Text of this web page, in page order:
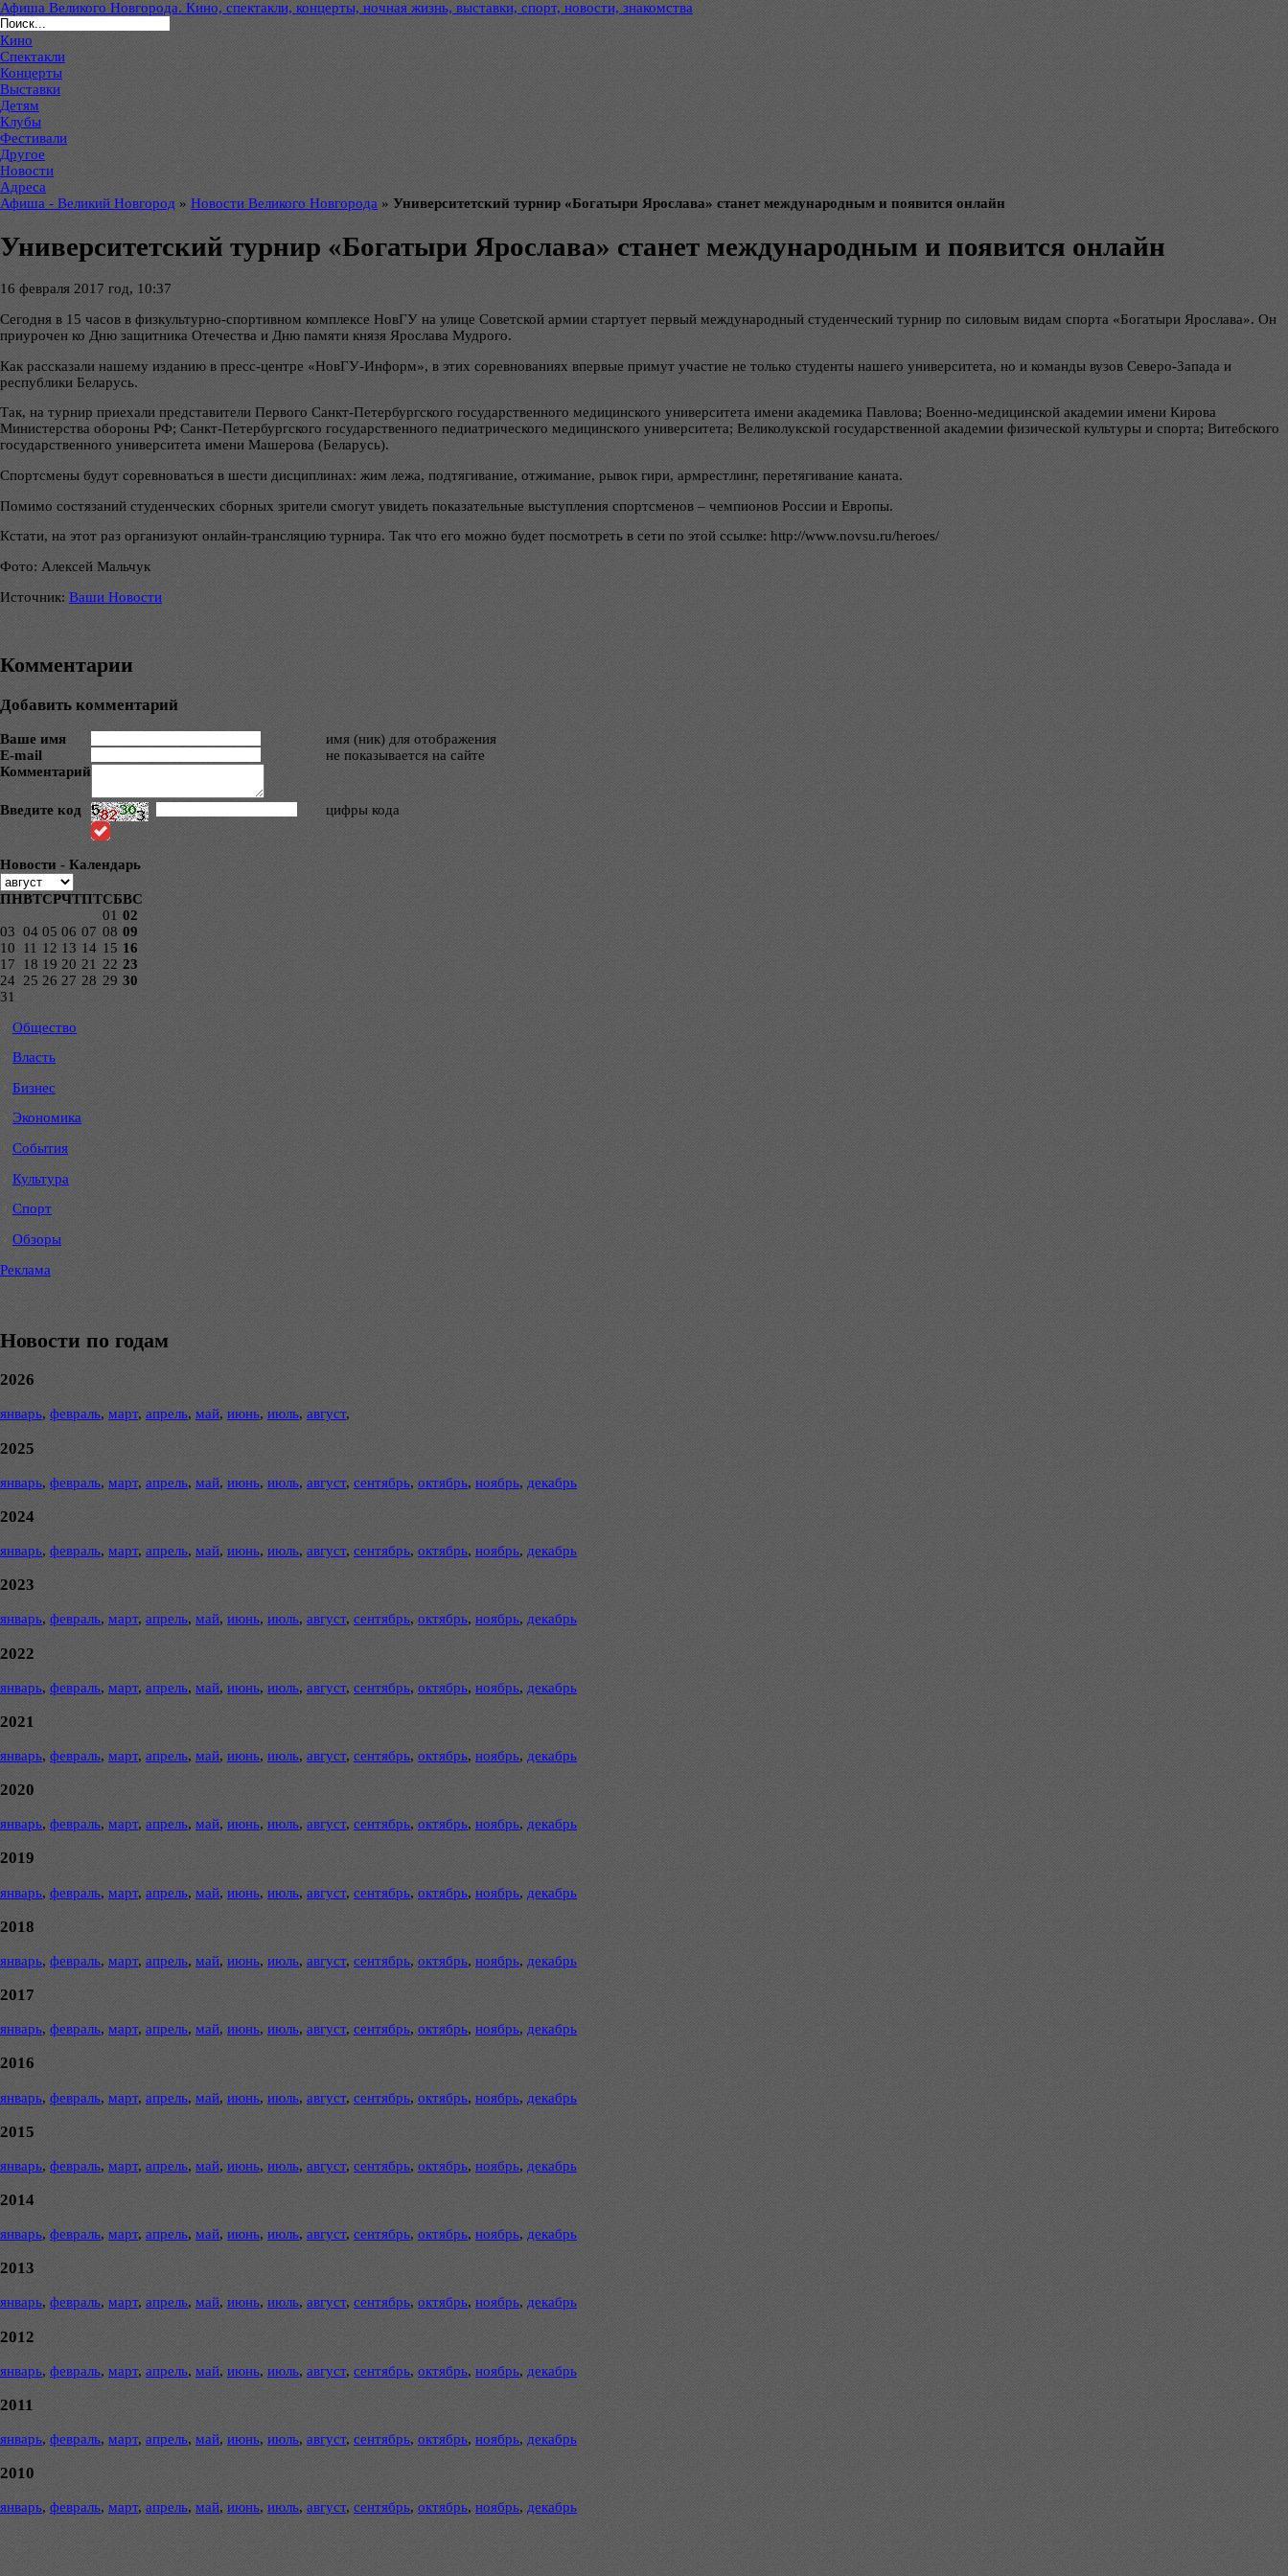
Афиша Великого Новгорода. Кино, спектакли, концерты, ночная жизнь, выставки, спорт, новости, знакомства
Кино
Спектакли
Концерты
Выставки
Детям
Клубы
Фестивали
Другое
Новости
Адреса
Афиша - Великий Новгород » Новости Великого Новгорода » Университетский турнир «Богатыри Ярослава» станет международным и появится онлайн
Университетский турнир «Богатыри Ярослава» станет международным и появится онлайн
16 февраля 2017 год, 10:37
Сегодня в 15 часов в физкультурно-спортивном комплексе НовГУ на улице Советской армии стартует первый международный студенческий турнир по силовым видам спорта «Богатыри Ярослава». Он
приурочен ко Дню защитника Отечества и Дню памяти князя Ярослава Мудрого.
Как рассказали нашему изданию в пресс-центре «НовГУ-Информ», в этих соревнованиях впервые примут участие не только студенты нашего университета, но и команды вузов Северо-Запада и
республики Беларусь.
Так, на турнир приехали представители Первого Санкт-Петербургского государственного медицинского университета имени академика Павлова; Военно-медицинской академии имени Кирова
Министерства обороны РФ; Санкт-Петербургского государственного педиатрического медицинского университета; Великолукской государственной академии физической культуры и спорта; Витебского
государственного университета имени Машерова (Беларусь).
Спортсмены будут соревноваться в шести дисциплинах: жим лежа, подтягивание, отжимание, рывок гири, армрестлинг, перетягивание каната.
Помимо состязаний студенческих сборных зрители смогут увидеть показательные выступления спортсменов – чемпионов России и Европы.
Кстати, на этот раз организуют онлайн-трансляцию турнира. Так что его можно будет посмотреть в сети по этой ссылке: http://www.novsu.ru/heroes/
Фото: Алексей Мальчук
Источник: Ваши Новости
Комментарии
Добавить комментарий
Ваше имя
имя (ник) для отображения
E-mail
не показывается на сайте
Комментарий
Введите код цифры кода
Новости - Календарь
ПНВТСРЧТПТСБВС
01 02
03 04 05 06 07 08 09
10
11 12 13 14 15 16
17
18 19 20 21 22 23
24 25 26 27 28 29 30
31
Общество
Власть
Бизнес
Экономика
События
Культура
Спорт
Обзоры
Реклама
Новости по годам
2026
январь, февраль, март, апрель, май, июнь, июль, август,
2025
январь, февраль, март, апрель, май, июнь, июль, август, сентябрь, октябрь, ноябрь, декабрь
2024
январь, февраль, март, апрель, май, июнь, июль, август, сентябрь, октябрь, ноябрь, декабрь
2023
январь, февраль, март, апрель, май, июнь, июль, август, сентябрь, октябрь, ноябрь, декабрь
2022
январь, февраль, март, апрель, май, июнь, июль, август, сентябрь, октябрь, ноябрь, декабрь
2021
январь, февраль, март, апрель, май, июнь, июль, август, сентябрь, октябрь, ноябрь, декабрь
2020
январь, февраль, март, апрель, май, июнь, июль, август, сентябрь, октябрь, ноябрь, декабрь
2019
январь, февраль, март, апрель, май, июнь, июль, август, сентябрь, октябрь, ноябрь, декабрь
2018
январь, февраль, март, апрель, май, июнь, июль, август, сентябрь, октябрь, ноябрь, декабрь
2017
январь, февраль, март, апрель, май, июнь, июль, август, сентябрь, октябрь, ноябрь, декабрь
2016
январь, февраль, март, апрель, май, июнь, июль, август, сентябрь, октябрь, ноябрь, декабрь
2015
январь, февраль, март, апрель, май, июнь, июль, август, сентябрь, октябрь, ноябрь, декабрь
2014
январь, февраль, март, апрель, май, июнь, июль, август, сентябрь, октябрь, ноябрь, декабрь
2013
январь, февраль, март, апрель, май, июнь, июль, август, сентябрь, октябрь, ноябрь, декабрь
2012
январь, февраль, март, апрель, май, июнь, июль, август, сентябрь, октябрь, ноябрь, декабрь
2011
январь, февраль, март, апрель, май, июнь, июль, август, сентябрь, октябрь, ноябрь, декабрь
2010
январь, февраль, март, апрель, май, июнь, июль, август, сентябрь, октябрь, ноябрь, декабрь